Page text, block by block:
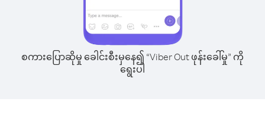
စကားပြောဆိုမှု ခေါင်းစီးမှနေ၍ “Viber Out ဖုန်းခေါ်မှု” ကို
ရွေးပါ